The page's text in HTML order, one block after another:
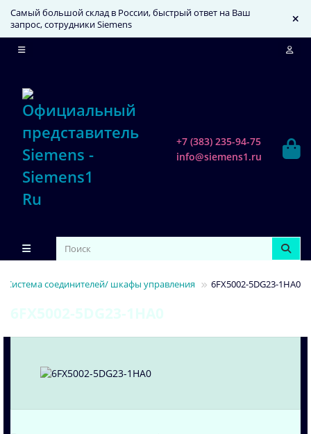
Самый большой склад в России, быстрый ответ на Ваш
запрос, сотрудники Siemens
+7 (383) 235-94-75
info@siemens1.ru
Система соединителей/ шкафы управления 6FX5002-5DG23-1HA0
6FX5002-5DG23-1HA0